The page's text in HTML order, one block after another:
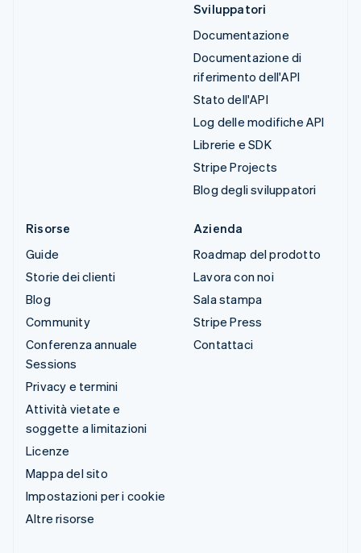
Sviluppatori
Documentazione
Documentazione di
riferimento dell'API
Stato dell'API
Log delle modifiche API
Librerie e SDK
Stripe Projects
Blog degli sviluppatori
Risorse
Guide
Storie dei clienti
Blog
Community
Conferenza annuale
Sessions
Privacy e termini
Attività vietate e
soggette a limitazioni
Licenze
Mappa del sito
Impostazioni per i cookie
Altre risorse
Azienda
Roadmap del prodotto
Lavora con noi
Sala stampa
Stripe Press
Contattaci